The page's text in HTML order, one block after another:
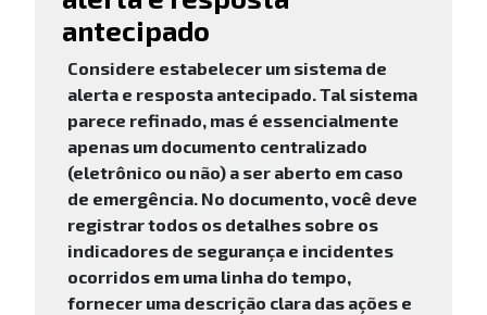
antecipado
Considere estabelecer um sistema de
alerta e resposta antecipado. Tal sistema
parece refinado, mas é essencialmente
apenas um documento centralizado
(eletrônico ou não) a ser aberto em caso
de emergência. No documento, você deve
registrar todos os detalhes sobre os
indicadores de segurança e incidentes
ocorridos em uma linha do tempo,
fornecer uma descrição clara das ações e